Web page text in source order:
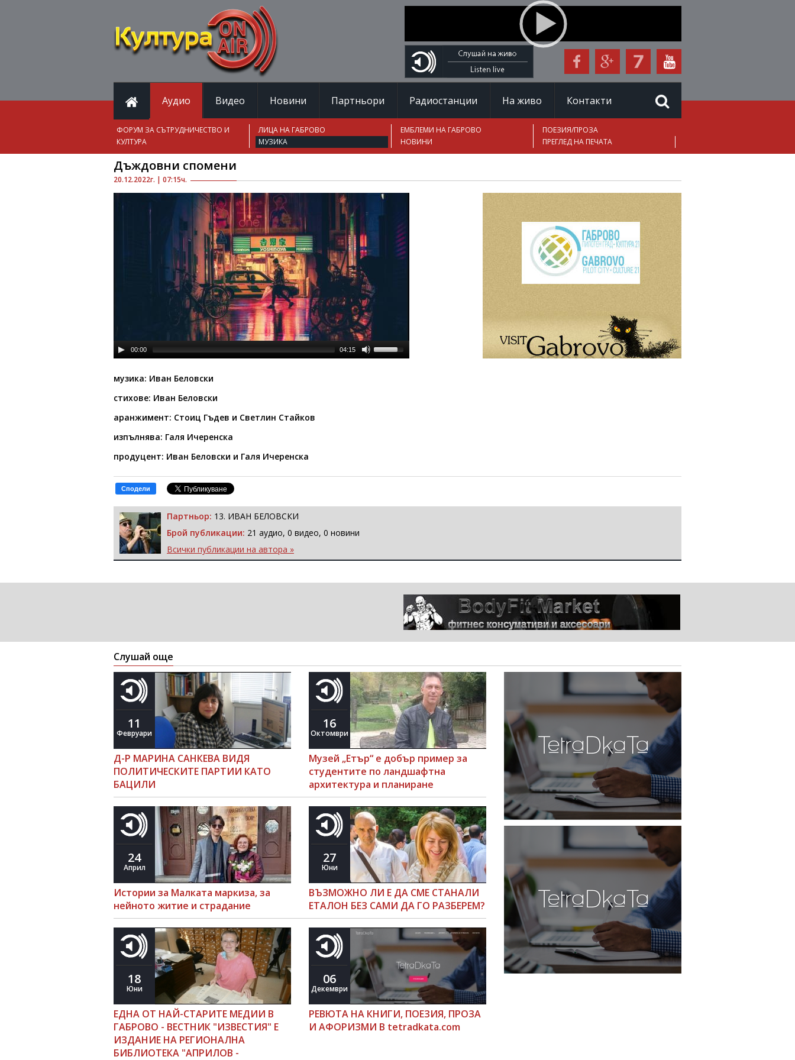
Аудио Видео Новини Партньори Радиостанции На живо Контакти
ФОРУМ ЗА СЪТРУДНИЧЕСТВО И
КУЛТУРА
ЛИЦА НА ГАБРОВО ЕМБЛЕМИ НА ГАБРОВО
ПОЕЗИЯ/ПРОЗА
МУЗИКА
НОВИНИ ПРЕГЛЕД НА ПЕЧАТА
20.12.2022г. | 07:15ч.
Дъждовни спомени
00:00 04:15
музика: Иван Беловски
стихове: Иван Беловски
аранжимент: Стоиц Гъдев и Светлин Стайков
изпълнява: Галя Ичеренска
продуцент: Иван Беловски и Галя Ичеренска
Сподели
Партньор: 13. ИВАН БЕЛОВСКИ
Брой публикации: 21 аудио, 0 видео, 0 новини
Всички публикации на автора »
Слушай още
11
Февруари
Д-Р МАРИНА САНКЕВА ВИДЯ
ПОЛИТИЧЕСКИТЕ ПАРТИИ КАТО
БАЦИЛИ
16
Октомври
Музей „Етър“ е добър пример за
студентите по ландшафтна
архитектура и планиране
24
Април
Истории за Малката маркиза, за
нейното житие и страдание
27
Юни
ВЪЗМОЖНО ЛИ Е ДА СМЕ СТАНАЛИ
ЕТАЛОН БЕЗ САМИ ДА ГО РАЗБЕРЕМ?
18
Юни
ЕДНА ОТ НАЙ-СТАРИТЕ МЕДИИ В
ГАБРОВО - ВЕСТНИК "ИЗВЕСТИЯ" Е
ИЗДАНИЕ НА РЕГИОНАЛНА
БИБЛИОТЕКА "АПРИЛОВ -
06
Декември
РЕВЮТА НА КНИГИ, ПОЕЗИЯ, ПРОЗА
И АФОРИЗМИ В tetradkata.com